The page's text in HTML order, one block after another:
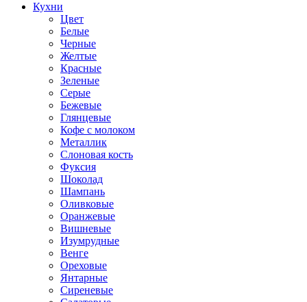
Кухни
Цвет
Белые
Черные
Желтые
Красные
Зеленые
Серые
Бежевые
Глянцевые
Кофе с молоком
Металлик
Слоновая кость
Фуксия
Шоколад
Шампань
Оливковые
Оранжевые
Вишневые
Изумрудные
Венге
Ореховые
Янтарные
Сиреневые